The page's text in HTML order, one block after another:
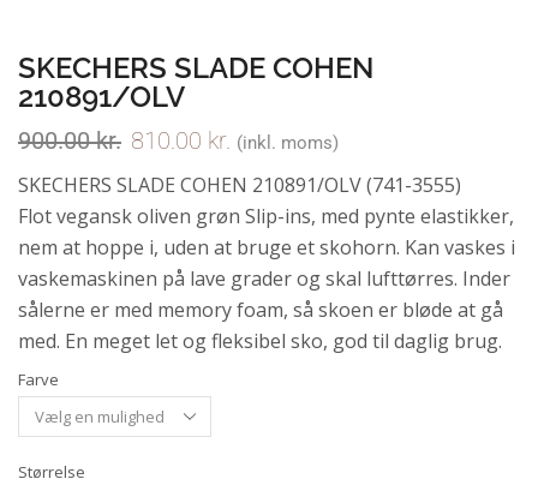
SKECHERS SLADE COHEN
210891/OLV
900.00kr. 810.00 kr. (inkl. moms)
SKECHERS SLADE COHEN 210891/OLV (741-3555)
Flot vegansk oliven grøn Slip-ins, med pynte elastikker,
nem at hoppe i, uden at bruge et skohorn. Kan vaskes i
vaskemaskinen på lave grader og skal lufttørres. Inder
sålerne er med memory foam, så skoen er bløde at gå
med. En meget let og fleksibel sko, god til daglig brug.
Farve
Størrelse